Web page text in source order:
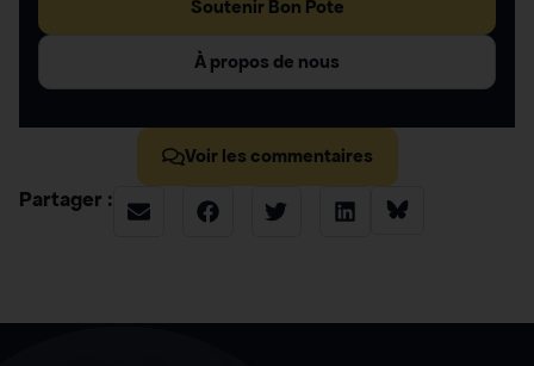
Soutenir Bon Pote
À propos de nous
Voir les commentaires
Partager :